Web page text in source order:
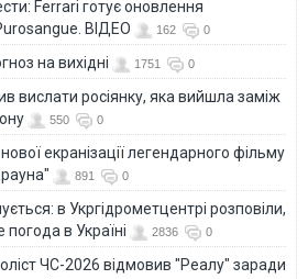
Ferrari готує оновлення
ВІДЕО
162 0
на вихідні 1751 0
вислати росіянку, яка вийшла заміж
550 0
екранізації легендарного фільму
891 0
в Укргідрометцентрі розповіли,
в Україні
2836 0
ЧС-2026 відмовив "Реалу" заради